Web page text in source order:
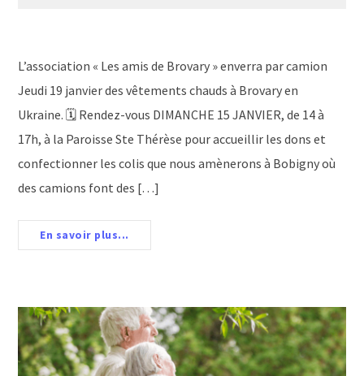
L’association « Les amis de Brovary » enverra par camion
Jeudi 19 janvier des vêtements chauds à Brovary en
Ukraine. 🗓️ Rendez-vous DIMANCHE 15 JANVIER, de 14 à
17h, à la Paroisse Ste Thérèse pour accueillir les dons et
confectionner les colis que nous amènerons à Bobigny où
des camions font des […]
En savoir plus...